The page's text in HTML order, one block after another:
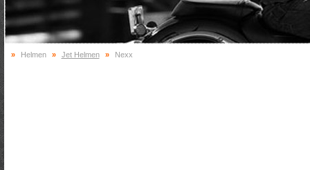
» Helmen » Jet Helmen » Nexx